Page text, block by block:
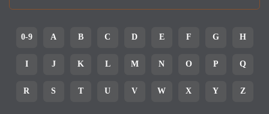
0-9 A B C D E F G H
I J K L M N O P Q
R S T U V W X Y Z